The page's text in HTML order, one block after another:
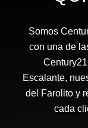
Somos
con una de
Escalante,
del Farolito y
cada